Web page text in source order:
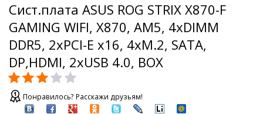
Сист.плата ASUS ROG STRIX X870-F
GAMING WIFI, X870, AM5, 4xDIMM
DDR5, 2xPCI-E x16, 4xM.2, SATA,
DP,HDMI, 2xUSB 4.0, BOX
Понравилось? Расскажи друзьям!